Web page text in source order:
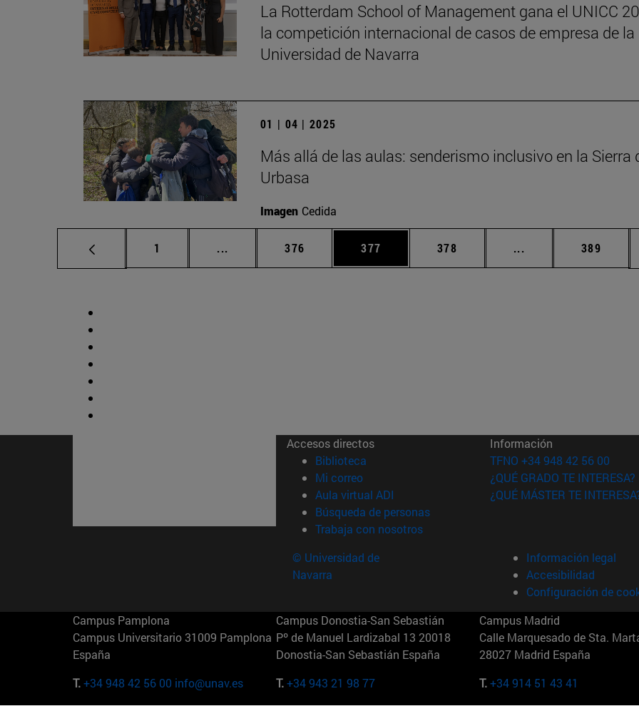
La Rotterdam School of Management gana el UNICC
la competición internacional de casos de empresa de la
Universidad de Navarra
01 | 04 | 2025
Más allá de las aulas: senderismo inclusivo en la Sierra
Urbasa
Imagen Cedida
Página
1 ... Páginas intermedias Use TAB para desplazarse.
Página
376 Página
377 Página
378 ... Páginas intermedias
Página
389
Accesos directos
Biblioteca (abre en nueva ventana)
Mi correo(abre en nueva ventana)
Aula virtual ADI (abre en nueva ventana)
Búsqueda de personas(abre en nueva ventana)
Trabaja con nosotros(abre en nueva ventana)
Información
TFNO +34 948 42 56 00
¿QUÉ GRADO TE INTERESA?
¿QUÉ MÁSTER TE
© Universidad de
Navarra
Información legal
Accesibilidad
Configuración de
Campus Pamplona
Campus Universitario 31009 Pamplona
España
T.+34 948 42 56 00 info@unav.es
Campus Donostia-San Sebastián
Pº de Manuel Lardizabal 13 20018
Donostia-San Sebastián España
T.+34 943 21 98 77
Campus Madrid
Calle Marquesado de Sta.
28027 Madrid España
T.+34 914 51 43 41